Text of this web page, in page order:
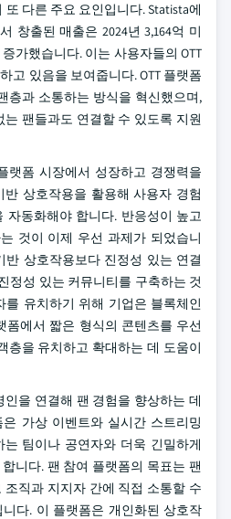
다른 주요 요인입니다. Statista에
창출된 매출은 2024년 3,164억 미
가했습니다. 이는 사용자들의 OTT
고 있음을 보여줍니다. OTT 플랫폼
층과 소통하는 방식을 혁신했으며,
팬들과도 연결할 수 있도록 지원
랫폼 시장에서 성장하고 경쟁력을
반 상호작용을 활용해 사용자 경험
자동화해야 합니다. 반응성이 높고
것이 이제 우선 과제가 되었습니
반 상호작용보다 진정성 있는 연결
정성 있는 커뮤니티를 구축하는 것
를 유치하기 위해 기업은 블록체인
폼에서 짧은 형식의 콘텐츠를 우선
층을 유치하고 확대하는 데 도움이
을 연결해 팬 경험을 향상하는 데
가상 이벤트와 실시간 스트리밍
팀이나 공연자와 더욱 긴밀하게
니다. 팬 참여 플랫폼의 목표는 팬
직과 지지자 간에 직접 소통할 수
다. 이 플랫폼은 개인화된 상호작